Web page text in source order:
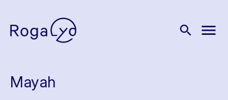
search menu
Mayah